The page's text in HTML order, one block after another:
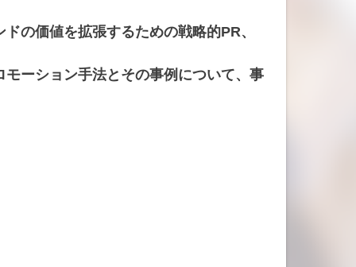
の価値を拡張するための戦略的PR、
ーション手法とその事例について、事